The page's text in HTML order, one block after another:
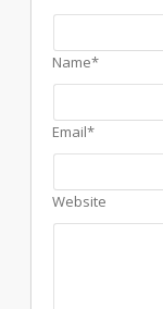
Name*
Email*
Website